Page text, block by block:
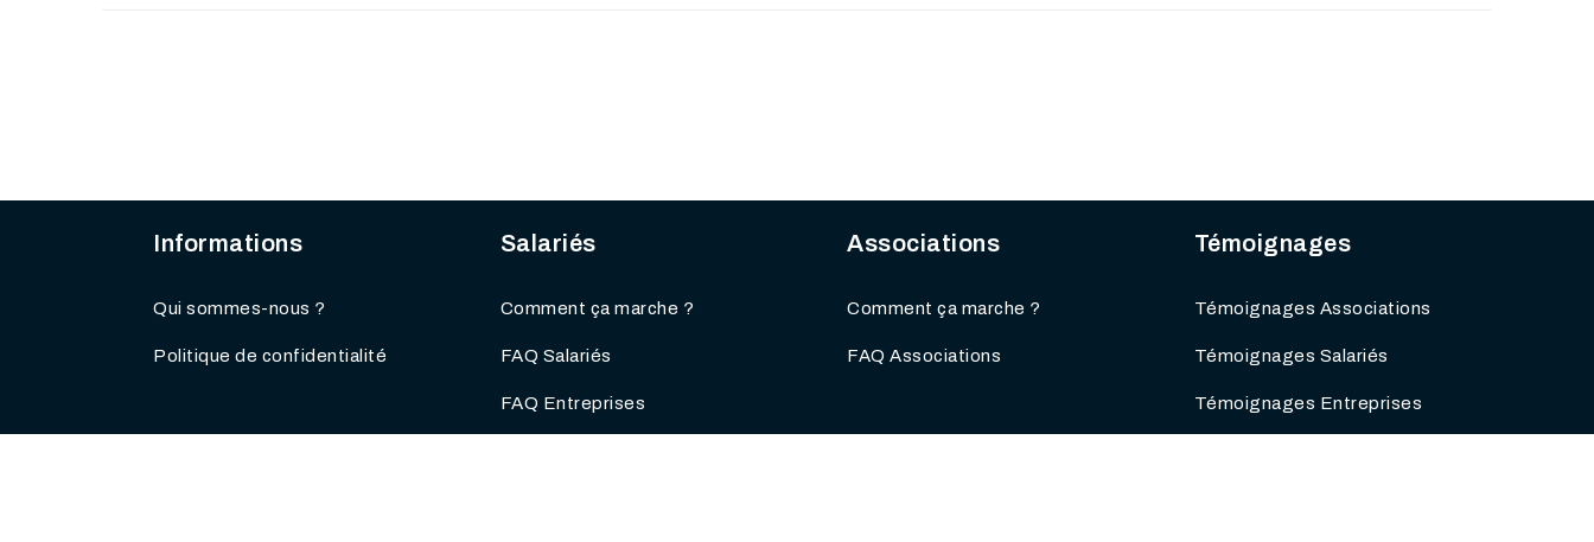
Informations
Qui sommes-nous ?
Politique de confidentialité
Salariés
Comment ça marche ?
FAQ Salariés
FAQ Entreprises
Associations
Comment ça marche ?
FAQ Associations
Témoignages
Témoignages Associations
Témoignages Salariés
Témoignages Entreprises